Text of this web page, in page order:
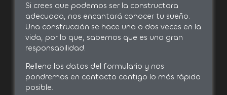
Si crees que podemos ser la constructora
adecuada, nos encantará conocer tu sueño.
Una construcción se hace una o dos veces en la
vida, por lo que, sabemos que es una gran
responsabilidad.
Rellena los datos del formulario y nos
pondremos en contacto contigo lo más rápido
posible.